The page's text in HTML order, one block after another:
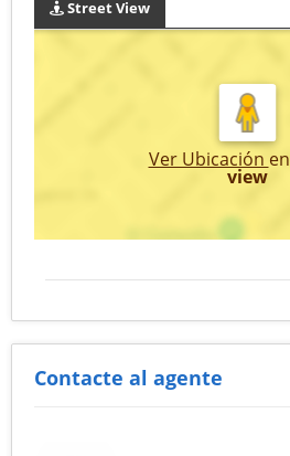
Street View
Ver Ubicación en
view
Contacte al agente